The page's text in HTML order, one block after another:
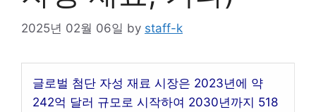
2025년 02월 06일 by staff-k
글로벌 첨단 자성 재료 시장은 2023년에 약
242억 달러 규모로 시작하여 2030년까지 518